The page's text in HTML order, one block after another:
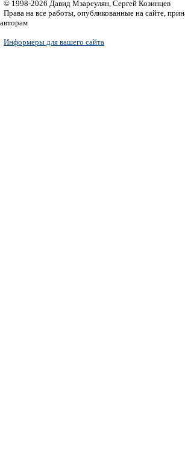
© 1998-2026 Давид Мзареулян, Сергей Козинцев
Права на все работы, опубликованные на сайте,
авторам
Информеры для вашего сайта